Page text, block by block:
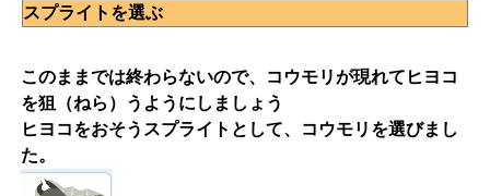
スプライトを選ぶ
このままでは終わらないので、コウモリが現れてヒヨコ
を狙（ねら）うようにしましょう
ヒヨコをおそうスプライトとして、コウモリを選びまし
た。